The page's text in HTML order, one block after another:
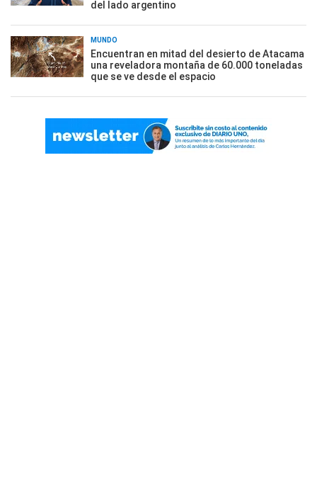
del lado argentino
MUNDO
Encuentran en mitad del desierto de Atacama
una reveladora montaña de 60.000 toneladas
que se ve desde el espacio